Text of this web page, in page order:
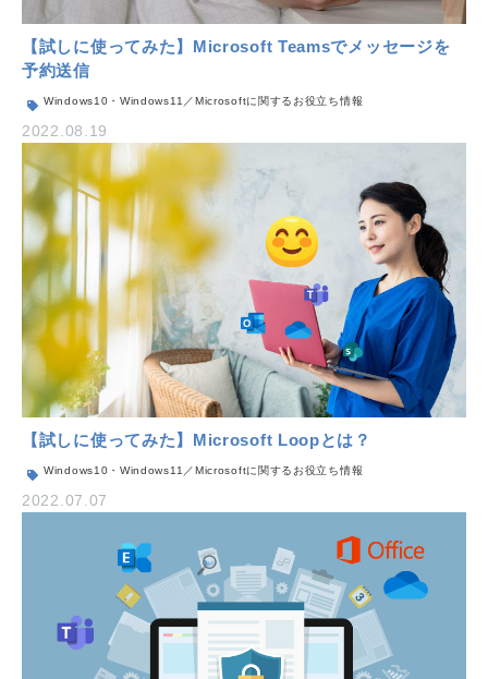
【試しに使ってみた】Microsoft Teamsでメッセージを
予約送信
Windows10・Windows11／Microsoftに関するお役立ち情報
2022.08.19
【試しに使ってみた】Microsoft Loopとは？
Windows10・Windows11／Microsoftに関するお役立ち情報
2022.07.07